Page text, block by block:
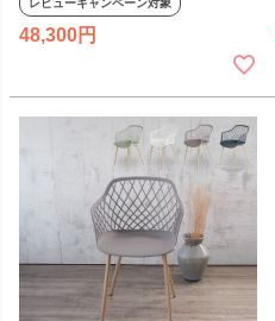
レビューキャンペーン対象
48,300